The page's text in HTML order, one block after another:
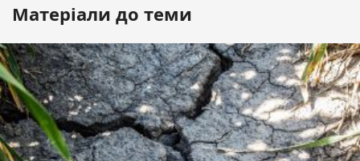
Матеріали до теми